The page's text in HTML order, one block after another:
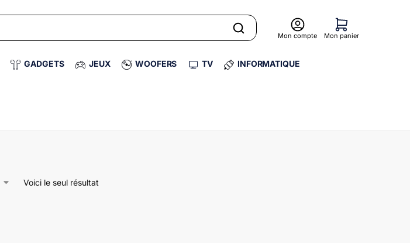
Mon compte Mon panier
GADGETS JEUX WOOFERS TV INFORMATIQUE
Voici le seul résultat